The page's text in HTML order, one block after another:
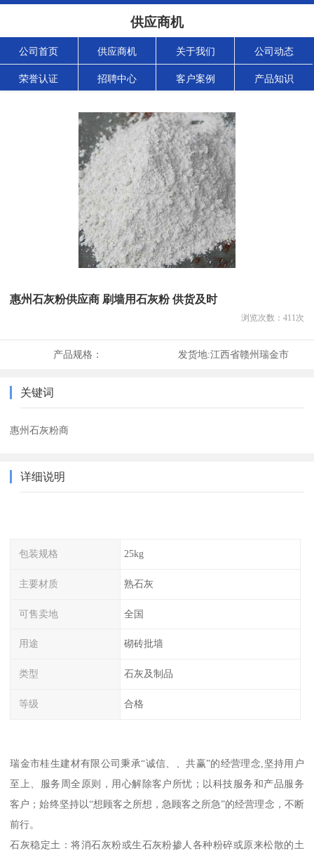
供应商机
公司首页 供应商机 关于我们 公司动态
荣誉认证 招聘中心 客户案例 产品知识
惠州石灰粉供应商 刷墙用石灰粉 供货及时
浏览次数： 411次
产品规格： 发货地:江西省赣州瑞金市
关键词
惠州石灰粉商
详细说明
包装规格 25kg
主要材质 熟石灰
可售卖地 全国
用途 砌砖批墙
类型 石灰及制品
等级 合格
瑞金市桂生建材有限公司秉承“诚信、、共赢”的经营理念,坚持用户
至上、服务周全原则，用心解除客户所忧；以科技服务和产品服务
客户；始终坚持以“想顾客之所想，急顾客之所急”的经营理念，不断
前行。
石灰稳定土：将消石灰粉或生石灰粉掺人各种粉碎或原来松散的土